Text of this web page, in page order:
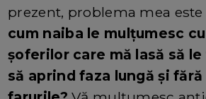
prezent, problema mea
cum naiba le mulțumesc
șoferilor care mă lasă să
să aprind faza lungă și